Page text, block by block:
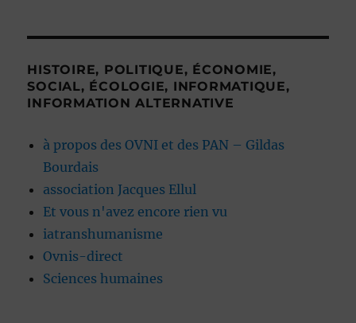
HISTOIRE, POLITIQUE, ÉCONOMIE,
SOCIAL, ÉCOLOGIE, INFORMATIQUE,
INFORMATION ALTERNATIVE
à propos des OVNI et des PAN – Gildas
Bourdais
association Jacques Ellul
Et vous n'avez encore rien vu
iatranshumanisme
Ovnis-direct
Sciences humaines